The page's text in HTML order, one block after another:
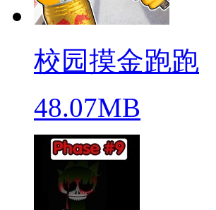
校园摸金跑跑
48.07MB